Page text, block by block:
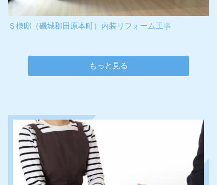
Ｓ様邸（磯城郡田原本町）内装リフォーム工事
もっと見る